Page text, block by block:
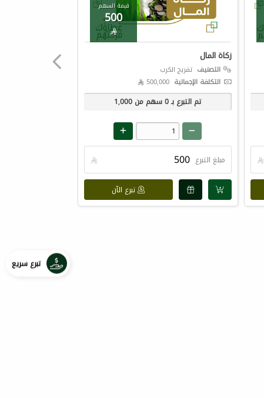

قيمة السهم
500

زكاة المال
التصنيف تفريج الكرب
التكلفة الإجمالية 500,000 
تم التبرع بـ0سهم من 1,000
مبلغ التبرع 
تبرع الآن
تبرع سريع